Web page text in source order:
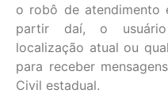
o robô de atendimento
partir daí, o
localização atual ou
para receber
Civil estadual.